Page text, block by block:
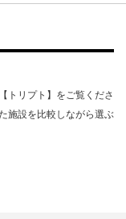
トリプト】をご覧くださ
施設を比較しながら選ぶ